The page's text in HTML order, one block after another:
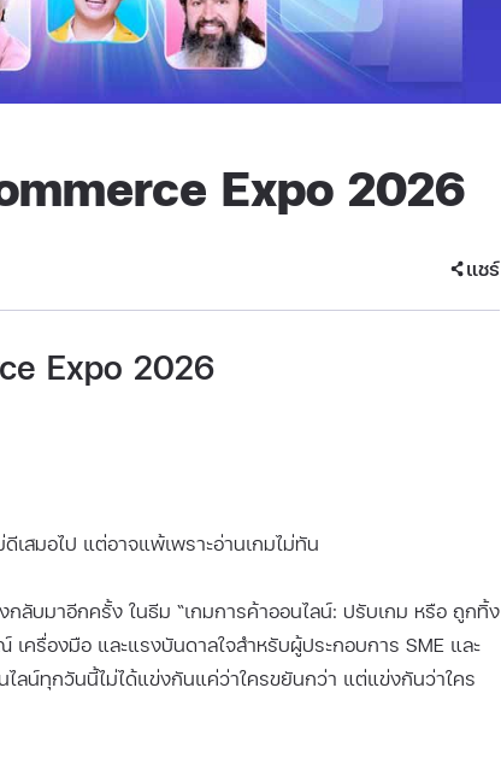
Expo 2026
แชร์
Expo 2026
เสมอไป แต่อาจแพ้เพราะอ่านเกมไม่ทัน
ลับมาอีกครั้ง ในธีม “เกมการค้าออนไลน์: ปรับเกม หรือ ถูกทิ้ง
ครื่องมือ และแรงบันดาลใจสำหรับผู้ประกอบการ SME และ
ลน์ทุกวันนี้ไม่ได้แข่งกันแค่ว่าใครขยันกว่า แต่แข่งกันว่าใคร